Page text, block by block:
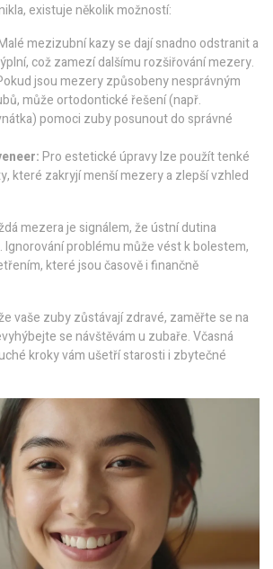
existuje několik možností:
mezizubní kazy se dají snadno odstranit a
což zamezí dalšímu rozšiřování mezery.
jsou mezery způsobeny nesprávným
může ortodontické řešení (např.
pomoci zuby posunout do správné
Pro estetické úpravy lze použít tenké
které zakryjí menší mezery a zlepší vzhled
mezera je signálem, že ústní dutina
problému může vést k bolestem,
které jsou časově i finančně
vaše zuby zůstávají zdravé, zaměřte se na
se návštěvám u zubaře. Včasná
kroky vám ušetří starosti i zbytečné